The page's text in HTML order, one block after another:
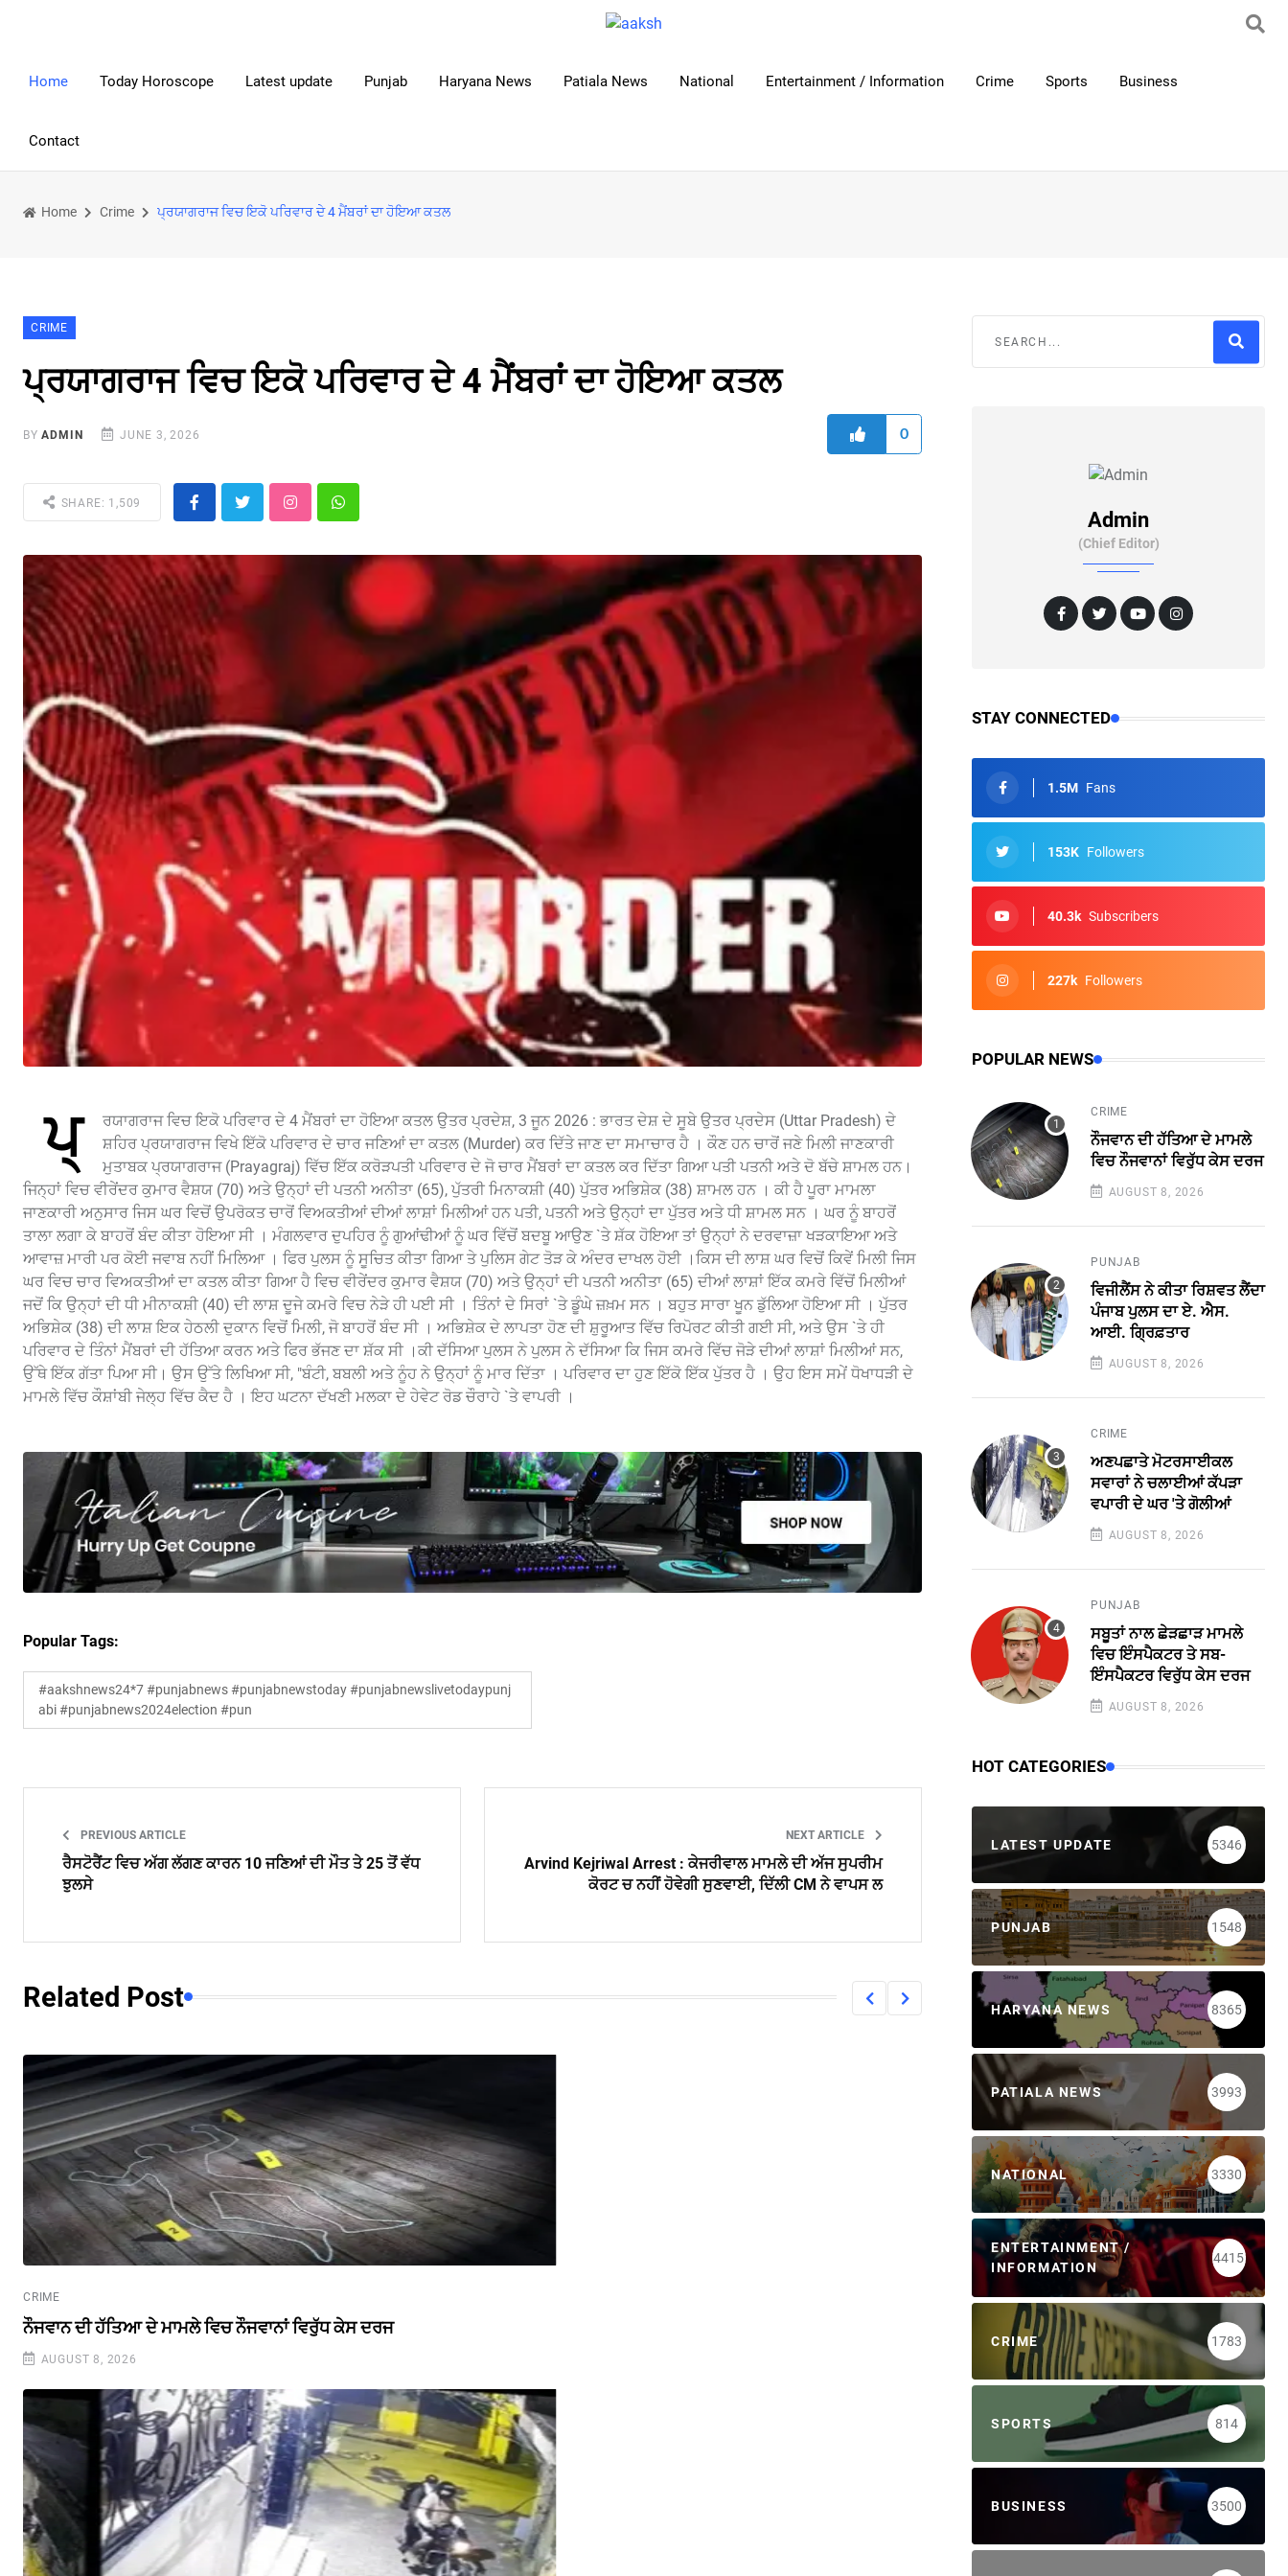
Home Today Horoscope Latest update Punjab Haryana News Patiala News National Entertainment / Information Crime Sports Business
Contact
Home Crime ਪ੍ਰਯਾਗਰਾਜ ਵਿਚ ਇਕੋ ਪਰਿਵਾਰ ਦੇ 4 ਮੈਂਬਰਾਂ ਦਾ ਹੋਇਆ ਕਤਲ
CRIME
ਪ੍ਰਯਾਗਰਾਜ ਵਿਚ ਇਕੋ ਪਰਿਵਾਰ ਦੇ 4 ਮੈਂਬਰਾਂ ਦਾ ਹੋਇਆ ਕਤਲ
BYADMIN JUNE 3, 2026 0
SHARE: 1,509
ਪ੍
ਰਯਾਗਰਾਜ ਵਿਚ ਇਕੋ ਪਰਿਵਾਰ ਦੇ 4 ਮੈਂਬਰਾਂ ਦਾ ਹੋਇਆ ਕਤਲ ਉਤਰ ਪ੍ਰਦੇਸ਼, 3 ਜੂਨ 2026 : ਭਾਰਤ ਦੇਸ਼ ਦੇ ਸੂਬੇ ਉਤਰ ਪ੍ਰਦੇਸ (Uttar Pradesh) ਦੇ
ਸ਼ਹਿਰ ਪ੍ਰਯਾਗਰਾਜ ਵਿਖੇ ਇੱਕੋ ਪਰਿਵਾਰ ਦੇ ਚਾਰ ਜਣਿਆਂ ਦਾ ਕਤਲ (Murder) ਕਰ ਦਿੱਤੇ ਜਾਣ ਦਾ ਸਮਾਚਾਰ ਹੈ । ਕੌਣ ਹਨ ਚਾਰੋਂ ਜਣੇ ਮਿਲੀ ਜਾਣਕਾਰੀ
ਮੁਤਾਬਕ ਪ੍ਰਯਾਗਰਾਜ (Prayagraj) ਵਿੱਚ ਇੱਕ ਕਰੋੜਪਤੀ ਪਰਿਵਾਰ ਦੇ ਜੋ ਚਾਰ ਮੈਂਬਰਾਂ ਦਾ ਕਤਲ ਕਰ ਦਿੱਤਾ ਗਿਆ ਪਤੀ ਪਤਨੀ ਅਤੇ ਦੋ ਬੱਚੇ ਸ਼ਾਮਲ ਹਨ।
ਜਿਨ੍ਹਾਂ ਵਿਚ ਵੀਰੇਂਦਰ ਕੁਮਾਰ ਵੈਸ਼ਯ (70) ਅਤੇ ਉਨ੍ਹਾਂ ਦੀ ਪਤਨੀ ਅਨੀਤਾ (65), ਪੁੱਤਰੀ ਮਿਨਾਕਸ਼ੀ (40) ਪੁੱਤਰ ਅਭਿਸ਼ੇਕ (38) ਸ਼ਾਮਲ ਹਨ । ਕੀ ਹੈ ਪੂਰਾ ਮਾਮਲਾ
ਜਾਣਕਾਰੀ ਅਨੁਸਾਰ ਜਿਸ ਘਰ ਵਿਚੋਂ ਉਪਰੋਕਤ ਚਾਰੋਂ ਵਿਅਕਤੀਆਂ ਦੀਆਂ ਲਾਸ਼ਾਂ ਮਿਲੀਆਂ ਹਨ ਪਤੀ, ਪਤਨੀ ਅਤੇ ਉਨ੍ਹਾਂ ਦਾ ਪੁੱਤਰ ਅਤੇ ਧੀ ਸ਼ਾਮਲ ਸਨ । ਘਰ ਨੂੰ ਬਾਹਰੋਂ
ਤਾਲਾ ਲਗਾ ਕੇ ਬਾਹਰੋਂ ਬੰਦ ਕੀਤਾ ਹੋਇਆ ਸੀ । ਮੰਗਲਵਾਰ ਦੁਪਹਿਰ ਨੂੰ ਗੁਆਂਢੀਆਂ ਨੂੰ ਘਰ ਵਿੱਚੋਂ ਬਦਬੂ ਆਉਣ `ਤੇ ਸ਼ੱਕ ਹੋਇਆ ਤਾਂ ਉਨ੍ਹਾਂ ਨੇ ਦਰਵਾਜ਼ਾ ਖੜਕਾਇਆ ਅਤੇ
ਆਵਾਜ਼ ਮਾਰੀ ਪਰ ਕੋਈ ਜਵਾਬ ਨਹੀਂ ਮਿਲਿਆ । ਫਿਰ ਪੁਲਸ ਨੂੰ ਸੂਚਿਤ ਕੀਤਾ ਗਿਆ ਤੇ ਪੁਲਿਸ ਗੇਟ ਤੋੜ ਕੇ ਅੰਦਰ ਦਾਖਲ ਹੋਈ ।ਕਿਸ ਦੀ ਲਾਸ਼ ਘਰ ਵਿਚੋਂ ਕਿਵੇਂ ਮਿਲੀ ਜਿਸ
ਘਰ ਵਿਚ ਚਾਰ ਵਿਅਕਤੀਆਂ ਦਾ ਕਤਲ ਕੀਤਾ ਗਿਆ ਹੈ ਵਿਚ ਵੀਰੇਂਦਰ ਕੁਮਾਰ ਵੈਸ਼ਯ (70) ਅਤੇ ਉਨ੍ਹਾਂ ਦੀ ਪਤਨੀ ਅਨੀਤਾ (65) ਦੀਆਂ ਲਾਸ਼ਾਂ ਇੱਕ ਕਮਰੇ ਵਿੱਚੋਂ ਮਿਲੀਆਂ
ਜਦੋਂ ਕਿ ਉਨ੍ਹਾਂ ਦੀ ਧੀ ਮੀਨਾਕਸ਼ੀ (40) ਦੀ ਲਾਸ਼ ਦੂਜੇ ਕਮਰੇ ਵਿਚ ਨੇੜੇ ਹੀ ਪਈ ਸੀ । ਤਿੰਨਾਂ ਦੇ ਸਿਰਾਂ `ਤੇ ਡੂੰਘੇ ਜ਼ਖ਼ਮ ਸਨ । ਬਹੁਤ ਸਾਰਾ ਖੂਨ ਡੁੱਲਿਆ ਹੋਇਆ ਸੀ । ਪੁੱਤਰ
ਅਭਿਸ਼ੇਕ (38) ਦੀ ਲਾਸ਼ ਇਕ ਹੇਠਲੀ ਦੁਕਾਨ ਵਿਚੋਂ ਮਿਲੀ, ਜੋ ਬਾਹਰੋਂ ਬੰਦ ਸੀ । ਅਭਿਸ਼ੇਕ ਦੇ ਲਾਪਤਾ ਹੋਣ ਦੀ ਸ਼ੁਰੂਆਤ ਵਿੱਚ ਰਿਪੋਰਟ ਕੀਤੀ ਗਈ ਸੀ, ਅਤੇ ਉਸ `ਤੇ ਹੀ
ਪਰਿਵਾਰ ਦੇ ਤਿੰਨਾਂ ਮੈਂਬਰਾਂ ਦੀ ਹੱਤਿਆ ਕਰਨ ਅਤੇ ਫਿਰ ਭੱਜਣ ਦਾ ਸ਼ੱਕ ਸੀ ।ਕੀ ਦੱਸਿਆ ਪੁਲਸ ਨੇ ਪੁਲਸ ਨੇ ਦੱਸਿਆ ਕਿ ਜਿਸ ਕਮਰੇ ਵਿੱਚ ਜੋੜੇ ਦੀਆਂ ਲਾਸ਼ਾਂ ਮਿਲੀਆਂ ਸਨ,
ਉੱਥੇ ਇੱਕ ਗੱਤਾ ਪਿਆ ਸੀ। ਉਸ ਉੱਤੇ ਲਿਖਿਆ ਸੀ, "ਬੰਟੀ, ਬਬਲੀ ਅਤੇ ਨੂੰਹ ਨੇ ਉਨ੍ਹਾਂ ਨੂੰ ਮਾਰ ਦਿੱਤਾ । ਪਰਿਵਾਰ ਦਾ ਹੁਣ ਇੱਕੋ ਇੱਕ ਪੁੱਤਰ ਹੈ । ਉਹ ਇਸ ਸਮੇਂ ਧੋਖਾਧੜੀ ਦੇ
ਮਾਮਲੇ ਵਿੱਚ ਕੌਸ਼ਾਂਬੀ ਜੇਲ੍ਹ ਵਿੱਚ ਕੈਦ ਹੈ । ਇਹ ਘਟਨਾ ਦੱਖਣੀ ਮਲਕਾ ਦੇ ਹੇਵੇਟ ਰੋਡ ਚੌਰਾਹੇ `ਤੇ ਵਾਪਰੀ ।
Popular Tags:
#aakshnews24*7 #punjabnews #punjabnewstoday #punjabnewslivetodaypunj
abi #punjabnews2024election #pun
PREVIOUS ARTICLE
ਰੈਸਟੋਰੈਂਟ ਵਿਚ ਅੱਗ ਲੱਗਣ ਕਾਰਨ 10 ਜਣਿਆਂ ਦੀ ਮੌਤ ਤੇ 25 ਤੋਂ ਵੱਧ
ਝੁਲਸੇ
NEXT ARTICLE
Arvind Kejriwal Arrest : ਕੇਜਰੀਵਾਲ ਮਾਮਲੇ ਦੀ ਅੱਜ ਸੁਪਰੀਮ
ਕੋਰਟ ਚ ਨਹੀਂ ਹੋਵੇਗੀ ਸੁਣਵਾਈ, ਦਿੱਲੀ CM ਨੇ ਵਾਪਸ ਲ
Related Post
CRIME
ਨੌਜਵਾਨ ਦੀ ਹੱਤਿਆ ਦੇ ਮਾਮਲੇ ਵਿਚ ਨੌਜਵਾਨਾਂ ਵਿਰੁੱਧ ਕੇਸ ਦਰਜ
AUGUST 8, 2026
Admin
(Chief Editor)
STAY CONNECTED
1.5M Fans
153K Followers
40.3k Subscribers
227k Followers
POPULAR NEWS
CRIME
ਨੌਜਵਾਨ ਦੀ ਹੱਤਿਆ ਦੇ ਮਾਮਲੇ
ਵਿਚ ਨੌਜਵਾਨਾਂ ਵਿਰੁੱਧ ਕੇਸ ਦਰਜ
AUGUST 8, 2026
PUNJAB
ਵਿਜੀਲੈਂਸ ਨੇ ਕੀਤਾ ਰਿਸ਼ਵਤ ਲੈਂਦਾ
ਪੰਜਾਬ ਪੁਲਸ ਦਾ ਏ. ਐਸ.
ਆਈ. ਗ੍ਰਿਫ਼ਤਾਰ
AUGUST 8, 2026
CRIME
ਅਣਪਛਾਤੇ ਮੋਟਰਸਾਈਕਲ
ਸਵਾਰਾਂ ਨੇ ਚਲਾਈਆਂ ਕੱਪੜਾ
ਵਪਾਰੀ ਦੇ ਘਰ 'ਤੇ ਗੋਲੀਆਂ
AUGUST 8, 2026
PUNJAB
ਸਬੂਤਾਂ ਨਾਲ ਛੇੜਛਾੜ ਮਾਮਲੇ
ਵਿਚ ਇੰਸਪੈਕਟਰ ਤੇ ਸਬ-
ਇੰਸਪੈਕਟਰ ਵਿਰੁੱਧ ਕੇਸ ਦਰਜ
AUGUST 8, 2026
HOT CATEGORIES
LATEST UPDATE 5346
PUNJAB 1548
HARYANA NEWS 8365
PATIALA NEWS 3993
NATIONAL 3330
ENTERTAINMENT /
INFORMATION
4415
CRIME 1783
SPORTS 814
BUSINESS 3500